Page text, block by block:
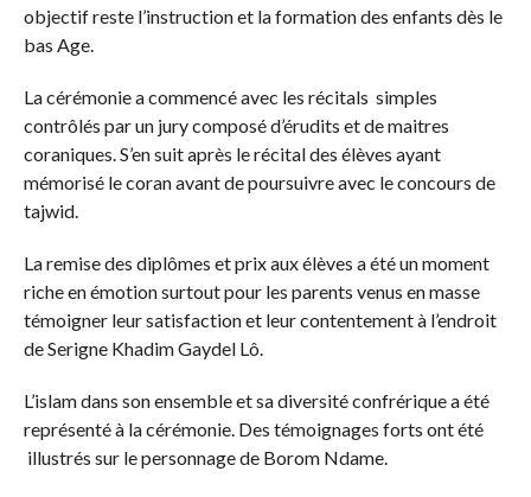
objectif reste l’instruction et la formation des enfants dès le
bas Age.
La cérémonie a commencé avec les récitals simples
contrôlés par un jury composé d’érudits et de maitres
coraniques. S’en suit après le récital des élèves ayant
mémorisé le coran avant de poursuivre avec le concours de
tajwid.
La remise des diplômes et prix aux élèves a été un moment
riche en émotion surtout pour les parents venus en masse
témoigner leur satisfaction et leur contentement à l’endroit
de Serigne Khadim Gaydel Lô.
L’islam dans son ensemble et sa diversité confrérique a été
représenté à la cérémonie. Des témoignages forts ont été
illustrés sur le personnage de Borom Ndame.